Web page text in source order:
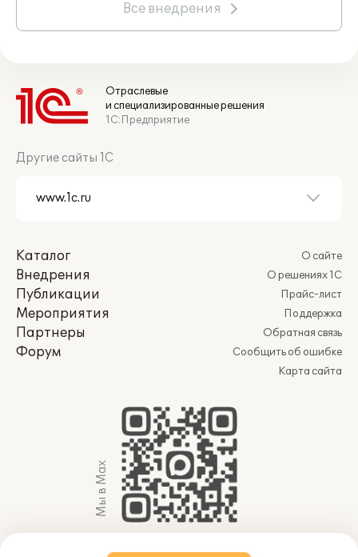
Все внедрения
Отраслевые
и специализированные решения
1С:Предприятие
Другие сайты 1С
Каталог
Внедрения
Публикации
Мероприятия
Партнеры
Форум
О сайте
О решениях 1С
Прайс-лист
Поддержка
Обратная связь
Сообщить об ошибке
Карта сайта
Мы в Max